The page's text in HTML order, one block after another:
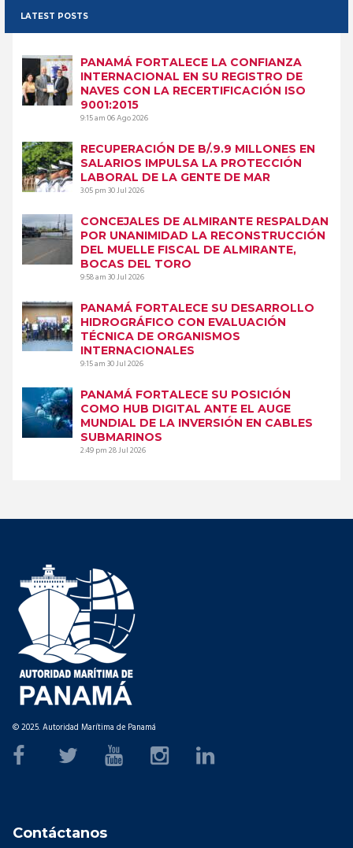
LATEST POSTS
PANAMÁ FORTALECE LA CONFIANZA
INTERNACIONAL EN SU REGISTRO DE
NAVES CON LA RECERTIFICACIÓN ISO
9001:2015
9:15 am06 Ago 2026
RECUPERACIÓN DE B/.9.9 MILLONES EN
SALARIOS IMPULSA LA PROTECCIÓN
LABORAL DE LA GENTE DE MAR
3:05 pm30 Jul 2026
CONCEJALES DE ALMIRANTE RESPALDAN
POR UNANIMIDAD LA RECONSTRUCCIÓN
DEL MUELLE FISCAL DE ALMIRANTE,
BOCAS DEL TORO
9:58 am30 Jul 2026
PANAMÁ FORTALECE SU DESARROLLO
HIDROGRÁFICO CON EVALUACIÓN
TÉCNICA DE ORGANISMOS
INTERNACIONALES
9:15 am30 Jul 2026
PANAMÁ FORTALECE SU POSICIÓN
COMO HUB DIGITAL ANTE EL AUGE
MUNDIAL DE LA INVERSIÓN EN CABLES
SUBMARINOS
2:49 pm28 Jul 2026
© 2025. Autoridad Marítima de Panamá
Contáctanos